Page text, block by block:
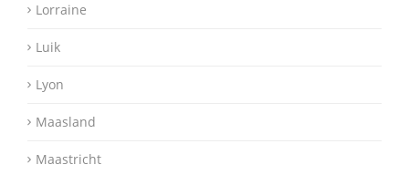
Lorraine
Luik
Lyon
Maasland
Maastricht